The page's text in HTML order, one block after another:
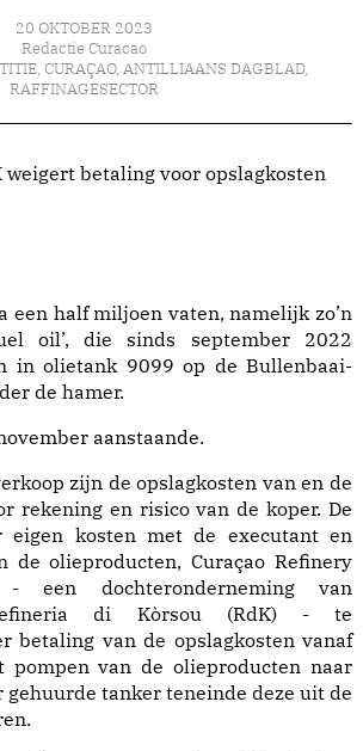
20 OKTOBER 2023
Redactie Curacao
, CURAÇAO, ANTILLIAANS DAGBLAD,
RAFFINAGESECTOR
weigert betaling voor opslagkosten
een half miljoen vaten, namelijk zo’n
oil’, die sinds september 2022
in olietank 9099 op de Bullenbaai-
de hamer.
aanstaande.
zijn de opslagkosten van en de
rekening en risico van de koper. De
eigen kosten met de executant en
de olieproducten, Curaçao Refinery
een dochteronderneming van
di Kòrsou (RdK) - te
betaling van de opslagkosten vanaf
van de olieproducten naar
gehuurde tanker teneinde deze uit de